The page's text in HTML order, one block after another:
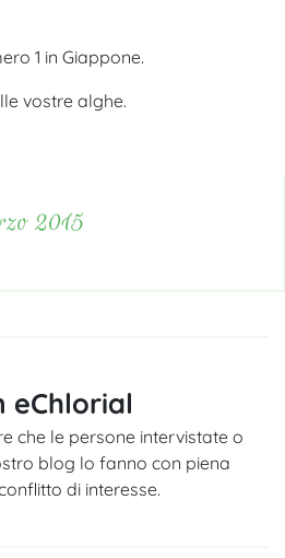
1 in Giappone.
vostre alghe.
2015
eChlorial
che le persone intervistate o
blog lo fanno con piena
di interesse.